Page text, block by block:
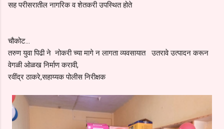
सह परीसरातील नागरिक व शेतकरी उपस्थित होते
चौकोट...
तरुण युवा पिढी ने नोकरी च्या मागे न लागता व्यवसायात उतरावे उत्पादन करून
वेगळी ओळख निर्माण करावी,
रवींद्र ठाकरे,सहाय्यक पोलीस निरीक्षक